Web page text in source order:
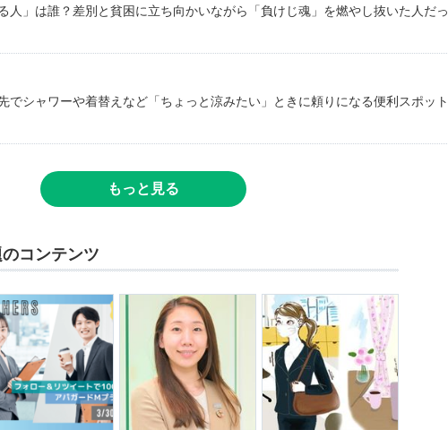
人」は誰？差別と貧困に立ち向かいながら「負けじ魂」を燃やし抜いた人だっ
でシャワーや着替えなど「ちょっと涼みたい」ときに頼りになる便利スポット
もっと見る
コンテンツ